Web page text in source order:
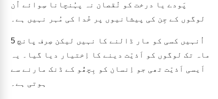
پَودے یا درخت کو نُقصان نہ پہُنچانا سِوائے اُن
لوگوں کے جِن کی پیشانیوں پر خُدا کی مُہر نہیں ہے۔
5
ماہ تک لوگوں کو اَذیّت دینے کا اِختیار دیا گیا۔ یہ
اَیسی اَذیّت تھی جو اِنسان کو بِچھُّو کے ڈنک مارنے سے
ہوتی ہے۔